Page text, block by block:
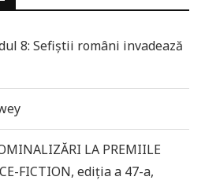
8: Sefiștii români invadează
LA PREMIILE
FICTION, ediția a 47-a,